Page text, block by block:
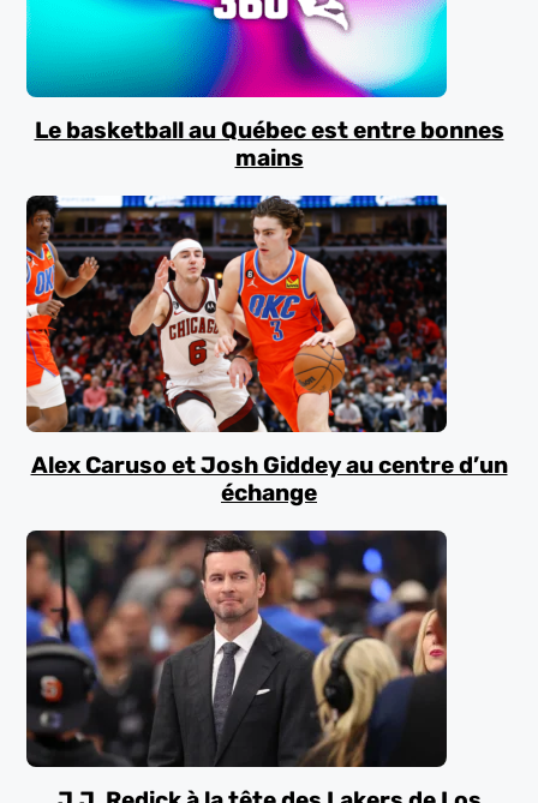
Le basketball au Québec est entre bonnes
mains
Alex Caruso et Josh Giddey au centre d’un
échange